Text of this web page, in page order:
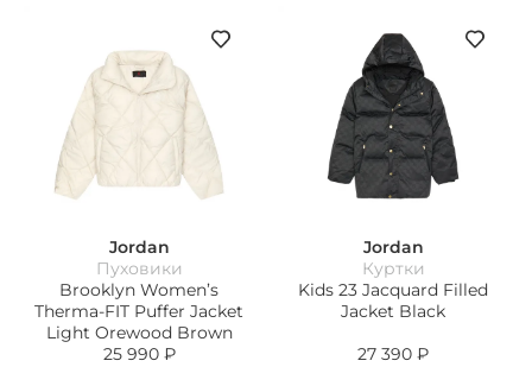
Jordan
Пуховики
Brooklyn Women’s
Therma-FIT Puffer Jacket
Light Orewood Brown
25 990 ₽
Jordan
Куртки
Kids 23 Jacquard Filled
Jacket Black
27 390 ₽